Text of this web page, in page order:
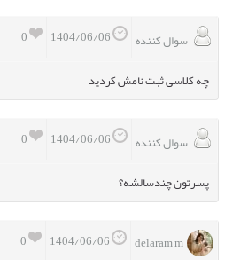
0
سوال کننده
چه کلاسی ثبت نامش کردید
0
سوال کننده
پسرتون چندسالشه؟
0
delaram m